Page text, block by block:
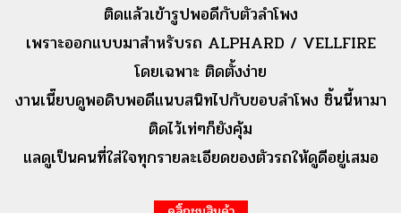
ติดแล้วเข้ารูปพอดีกับตัวลำโพง
เพราะออกแบบมาสำหรับรถ ALPHARD / VELLFIRE
โดยเฉพาะ ติดตั้งง่าย
งานเนี๊ยบดูพอดิบพอดีแนบสนิทไปกับขอบลำโพง ชิ้นนี้หามา
ติดไว้เท่ๆก็ยังคุ้ม
แลดูเป็นคนที่ใส่ใจทุกรายละเอียดของตัวรถให้ดูดีอยู่เสมอ